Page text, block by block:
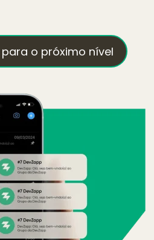
o próximo nível